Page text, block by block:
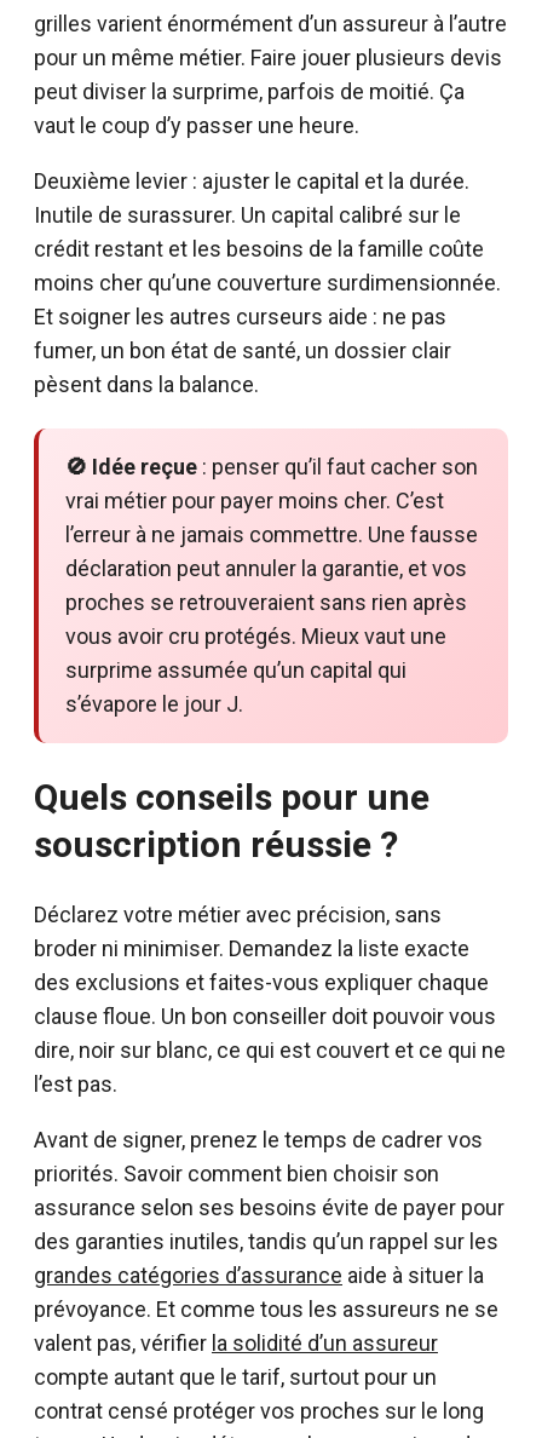
grilles varient énormément d’un assureur à l’autre
pour un même métier. Faire jouer plusieurs devis
peut diviser la surprime, parfois de moitié. Ça
vaut le coup d’y passer une heure.
Deuxième levier : ajuster le capital et la durée.
Inutile de surassurer. Un capital calibré sur le
crédit restant et les besoins de la famille coûte
moins cher qu’une couverture surdimensionnée.
Et soigner les autres curseurs aide : ne pas
fumer, un bon état de santé, un dossier clair
pèsent dans la balance.
🚫 Idée reçue : penser qu’il faut cacher son
vrai métier pour payer moins cher. C’est
l’erreur à ne jamais commettre. Une fausse
déclaration peut annuler la garantie, et vos
proches se retrouveraient sans rien après
vous avoir cru protégés. Mieux vaut une
surprime assumée qu’un capital qui
s’évapore le jour J.
Quels conseils pour une
souscription réussie ?
Déclarez votre métier avec précision, sans
broder ni minimiser. Demandez la liste exacte
des exclusions et faites-vous expliquer chaque
clause floue. Un bon conseiller doit pouvoir vous
dire, noir sur blanc, ce qui est couvert et ce qui ne
l’est pas.
Avant de signer, prenez le temps de cadrer vos
priorités. Savoir comment bien choisir son
assurance selon ses besoins évite de payer pour
des garanties inutiles, tandis qu’un rappel sur les
grandes catégories d’assurance aide à situer la
prévoyance. Et comme tous les assureurs ne se
valent pas, vérifier la solidité d’un assureur
compte autant que le tarif, surtout pour un
contrat censé protéger vos proches sur le long